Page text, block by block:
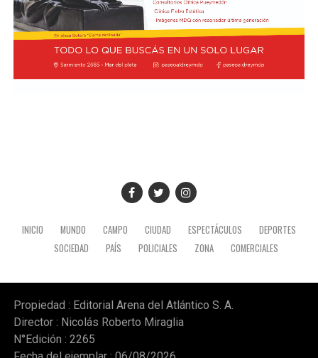
INICIO MUNDO CAMPO CIUDAD ESPECTÁCULOS
DEPORTES
SOCIEDAD
PAÍS POLICIALES ZONA COMERCIALES
Propiedad : Editorial Arena del Atlántico S. A.
Director : Nicolás Roberto Miraglia
N°Edición : 2265